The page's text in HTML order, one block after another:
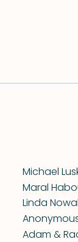
Michael
Maral
Linda
Adam &